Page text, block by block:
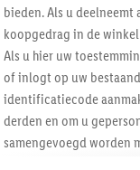
bieden. Als u
koopgedrag in de
Als u hier uw
of inlogt op uw
identificatiecode
derden en om u
samengevoegd worden